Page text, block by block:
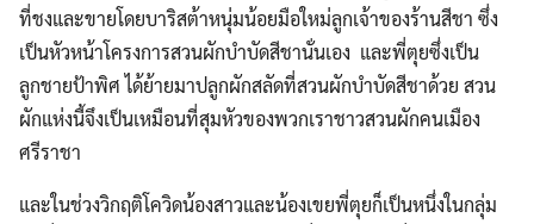
ที่ชงและขายโดยบาริสต้าหนุ่มน้อยมือใหม่ลูกเจ้าของร้านสีชา ซึ่ง
เป็นหัวหน้าโครงการสวนผักบำบัดสีชานั่นเอง และพี่ตุยซึ่งเป็น
ลูกชายป้าพิศ ได้ย้ายมาปลูกผักสลัดที่สวนผักบำบัดสีชาด้วย สวน
ผักแห่งนี้จึงเป็นเหมือนที่สุมหัวของพวกเราชาวสวนผักคนเมือง
ศรีราชา
และในช่วงวิกฤติโควิดน้องสาวและน้องเขยพี่ตุยก็เป็นหนึ่งในกลุ่ม